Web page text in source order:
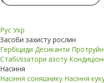
Рус Укр
Засоби захисту рослин
Гербіциди Десиканти
Стабілізатори азоту
Насіння
Насіння соняшнику Насіння